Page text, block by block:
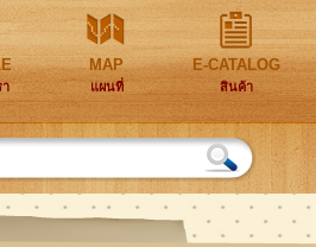
า
MAP
แผนที่
E-CATALOG
สินค้า